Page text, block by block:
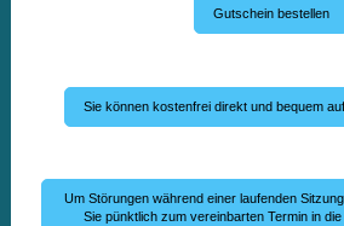
Gutschein bestellen
Sie können kostenfrei direkt und bequem
Um Störungen während einer laufenden
Sie pünktlich zum vereinbarten Termin in